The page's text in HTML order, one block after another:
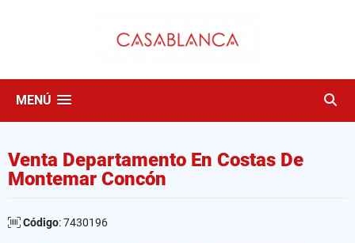
MENÚ
Venta Departamento En Costas De
Montemar Concón
Código: 7430196